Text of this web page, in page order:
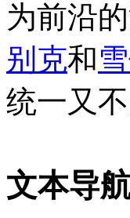
为前沿
别克和
统一又不
文本导